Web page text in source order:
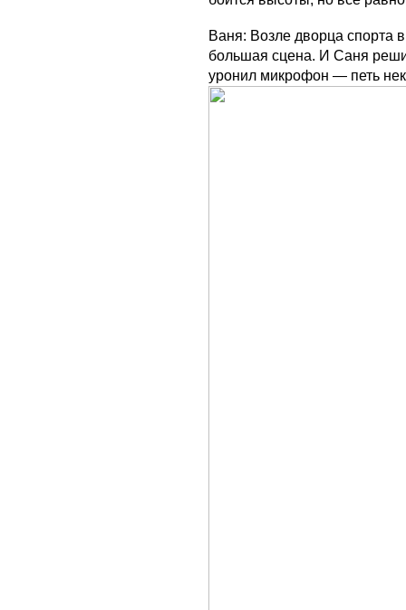
Ваня: Возле дворца спорта
большая сцена. И Саня
уронил микрофон — петь